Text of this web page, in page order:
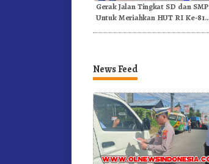
Gerak Jalan Tingkat SD dan SMP
Untuk Meriahkan HUT RI Ke-81
News Feed